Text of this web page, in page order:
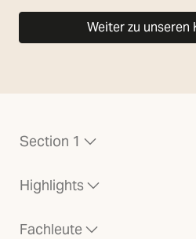
Weiter zu unseren
Section 1
Highlights
Fachleute